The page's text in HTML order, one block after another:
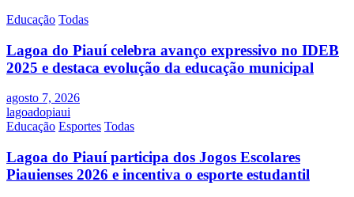
Educação Todas
Lagoa do Piauí celebra avanço expressivo no IDEB
2025 e destaca evolução da educação municipal
agosto 7, 2026
lagoadopiaui
Educação Esportes Todas
Lagoa do Piauí participa dos Jogos Escolares
Piauienses 2026 e incentiva o esporte estudantil